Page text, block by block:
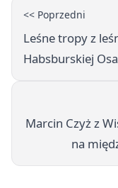
<< Poprzedni
Leśne tropy z
Habsburskiej
Marcin Czyż z
na